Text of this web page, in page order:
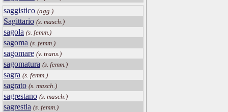
saggistico (agg.)
Sagittario (s. masch.)
sagola (s. femm.)
sagoma (s. femm.)
sagomare (v. trans.)
sagomatura (s. femm.)
sagra (s. femm.)
sagrato (s. masch.)
sagrestano (s. masch.)
sagrestia (s. femm.)